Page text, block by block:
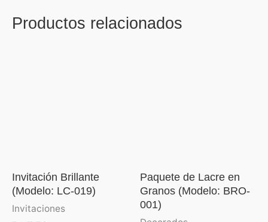
Productos relacionados
Invitación Brillante
(Modelo: LC-019)
Invitaciones
Paquete de Lacre en
Granos (Modelo: BRO-
001)